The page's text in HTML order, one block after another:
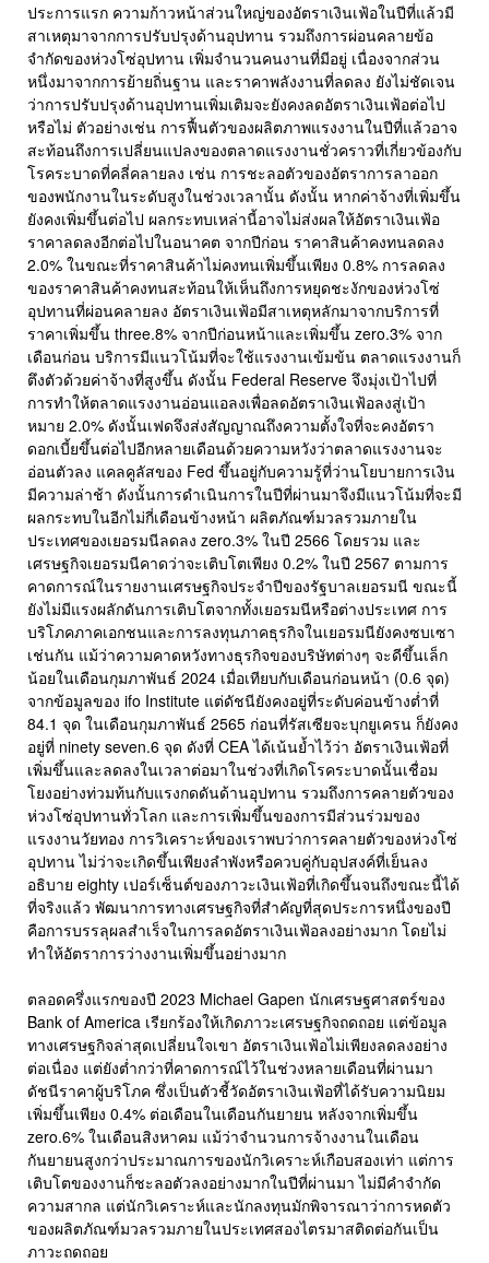
ประการแรก ความก้าวหน้าส่วนใหญ่ของอัตราเงินเฟ้อในปีที่แล้วมี
สาเหตุมาจากการปรับปรุงด้านอุปทาน รวมถึงการผ่อนคลายข้อ
จำกัดของห่วงโซ่อุปทาน เพิ่มจำนวนคนงานที่มีอยู่ เนื่องจากส่วน
หนึ่งมาจากการย้ายถิ่นฐาน และราคาพลังงานที่ลดลง ยังไม่ชัดเจน
ว่าการปรับปรุงด้านอุปทานเพิ่มเติมจะยังคงลดอัตราเงินเฟ้อต่อไป
หรือไม่ ตัวอย่างเช่น การฟื้นตัวของผลิตภาพแรงงานในปีที่แล้วอาจ
สะท้อนถึงการเปลี่ยนแปลงของตลาดแรงงานชั่วคราวที่เกี่ยวข้องกับ
โรคระบาดที่คลี่คลายลง เช่น การชะลอตัวของอัตราการลาออก
ของพนักงานในระดับสูงในช่วงเวลานั้น ดังนั้น หากค่าจ้างที่เพิ่มขึ้น
ยังคงเพิ่มขึ้นต่อไป ผลกระทบเหล่านี้อาจไม่ส่งผลให้อัตราเงินเฟ้อ
ราคาลดลงอีกต่อไปในอนาคต จากปีก่อน ราคาสินค้าคงทนลดลง
2.0% ในขณะที่ราคาสินค้าไม่คงทนเพิ่มขึ้นเพียง 0.8% การลดลง
ของราคาสินค้าคงทนสะท้อนให้เห็นถึงการหยุดชะงักของห่วงโซ่
อุปทานที่ผ่อนคลายลง อัตราเงินเฟ้อมีสาเหตุหลักมาจากบริการที่
ราคาเพิ่มขึ้น three.8% จากปีก่อนหน้าและเพิ่มขึ้น zero.3% จาก
เดือนก่อน บริการมีแนวโน้มที่จะใช้แรงงานเข้มข้น ตลาดแรงงานก็
ตึงตัวด้วยค่าจ้างที่สูงขึ้น ดังนั้น Federal Reserve จึงมุ่งเป้าไปที่
การทำให้ตลาดแรงงานอ่อนแอลงเพื่อลดอัตราเงินเฟ้อลงสู่เป้า
หมาย 2.0% ดังนั้นเฟดจึงส่งสัญญาณถึงความตั้งใจที่จะคงอัตรา
ดอกเบี้ยขึ้นต่อไปอีกหลายเดือนด้วยความหวังว่าตลาดแรงงานจะ
อ่อนตัวลง แคลคูลัสของ Fed ขึ้นอยู่กับความรู้ที่ว่านโยบายการเงิน
มีความล่าช้า ดังนั้นการดำเนินการในปีที่ผ่านมาจึงมีแนวโน้มที่จะมี
ผลกระทบในอีกไม่กี่เดือนข้างหน้า ผลิตภัณฑ์มวลรวมภายใน
ประเทศของเยอรมนีลดลง zero.3% ในปี 2566 โดยรวม และ
เศรษฐกิจเยอรมนีคาดว่าจะเติบโตเพียง 0.2% ในปี 2567 ตามการ
คาดการณ์ในรายงานเศรษฐกิจประจำปีของรัฐบาลเยอรมนี ขณะนี้
ยังไม่มีแรงผลักดันการเติบโตจากทั้งเยอรมนีหรือต่างประเทศ การ
บริโภคภาคเอกชนและการลงทุนภาคธุรกิจในเยอรมนียังคงซบเซา
เช่นกัน แม้ว่าความคาดหวังทางธุรกิจของบริษัทต่างๆ จะดีขึ้นเล็ก
น้อยในเดือนกุมภาพันธ์ 2024 เมื่อเทียบกับเดือนก่อนหน้า (0.6 จุด)
จากข้อมูลของ ifo Institute แต่ดัชนียังคงอยู่ที่ระดับค่อนข้างต่ำที่
84.1 จุด ในเดือนกุมภาพันธ์ 2565 ก่อนที่รัสเซียจะบุกยูเครน ก็ยังคง
อยู่ที่ ninety seven.6 จุด ดังที่ CEA ได้เน้นย้ำไว้ว่า อัตราเงินเฟ้อที่
เพิ่มขึ้นและลดลงในเวลาต่อมาในช่วงที่เกิดโรคระบาดนั้นเชื่อม
โยงอย่างท่วมท้นกับแรงกดดันด้านอุปทาน รวมถึงการคลายตัวของ
ห่วงโซ่อุปทานทั่วโลก และการเพิ่มขึ้นของการมีส่วนร่วมของ
แรงงานวัยทอง การวิเคราะห์ของเราพบว่าการคลายตัวของห่วงโซ่
อุปทาน ไม่ว่าจะเกิดขึ้นเพียงลำพังหรือควบคู่กับอุปสงค์ที่เย็นลง
อธิบาย eighty เปอร์เซ็นต์ของภาวะเงินเฟ้อที่เกิดขึ้นจนถึงขณะนี้ได้
ที่จริงแล้ว พัฒนาการทางเศรษฐกิจที่สำคัญที่สุดประการหนึ่งของปี
คือการบรรลุผลสำเร็จในการลดอัตราเงินเฟ้อลงอย่างมาก โดยไม่
ทำให้อัตราการว่างงานเพิ่มขึ้นอย่างมาก
ตลอดครึ่งแรกของปี 2023 Michael Gapen นักเศรษฐศาสตร์ของ
Bank of America เรียกร้องให้เกิดภาวะเศรษฐกิจถดถอย แต่ข้อมูล
ทางเศรษฐกิจล่าสุดเปลี่ยนใจเขา อัตราเงินเฟ้อไม่เพียงลดลงอย่าง
ต่อเนื่อง แต่ยังต่ำกว่าที่คาดการณ์ไว้ในช่วงหลายเดือนที่ผ่านมา
ดัชนีราคาผู้บริโภค ซึ่งเป็นตัวชี้วัดอัตราเงินเฟ้อที่ได้รับความนิยม
เพิ่มขึ้นเพียง 0.4% ต่อเดือนในเดือนกันยายน หลังจากเพิ่มขึ้น
zero.6% ในเดือนสิงหาคม แม้ว่าจำนวนการจ้างงานในเดือน
กันยายนสูงกว่าประมาณการของนักวิเคราะห์เกือบสองเท่า แต่การ
เติบโตของงานก็ชะลอตัวลงอย่างมากในปีที่ผ่านมา ไม่มีคำจำกัด
ความสากล แต่นักวิเคราะห์และนักลงทุนมักพิจารณาว่าการหดตัว
ของผลิตภัณฑ์มวลรวมภายในประเทศสองไตรมาสติดต่อกันเป็น
ภาวะถดถอย